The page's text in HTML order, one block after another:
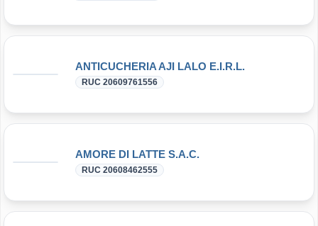
ANTICUCHERIA AJI LALO E.I.R.L.
RUC 20609761556
AMORE DI LATTE S.A.C.
RUC 20608462555